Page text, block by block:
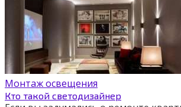
Монтаж освещения
Кто такой светодизайнер